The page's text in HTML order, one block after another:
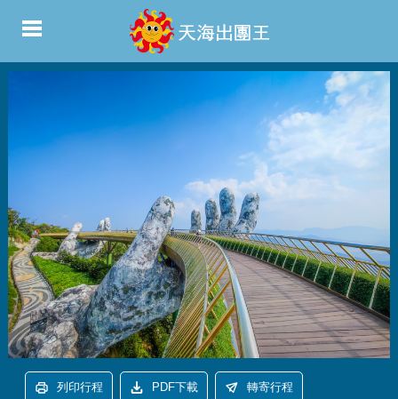
列印行程 PDF下載 轉寄行程